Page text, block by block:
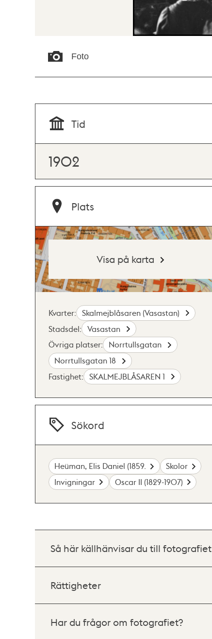
Foto
Tid
1902
Plats
Visa på karta
Kvarter:
Skalmejblåsaren (Vasastan)
Stadsdel:
Vasastan
Övriga platser:
Norrtullsgatan
Norrtullsgatan 18
Fastighet:
SKALMEJBLÅSAREN 1
Sökord
Heüman, Elis Daniel (1859.
Skolor
Invigningar
Oscar II (1829-1907)
Så här källhänvisar du till fotografiet
Rättigheter
Har du frågor om fotografiet?